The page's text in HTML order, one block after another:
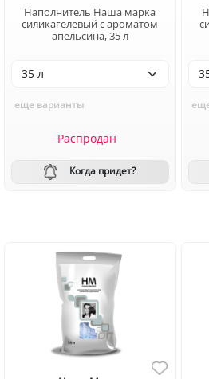
Наполнитель Наша марка
силикагелевый с ароматом
апельсина, 35 л
еще варианты
Распродан
Когда придет?